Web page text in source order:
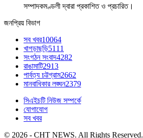
সম্পাদকমণ্ডলী দ্বারা প্রকাশিত ও প্রচারিত।
জনপ্রিয় বিভাগ
সব খবর10064
খাগড়াছড়ি5111
সংগঠন সংবাদ4282
রাঙামাটি2913
পার্বত্য চট্টগ্রাম2662
মানবাধিকার লঙ্ঘন2379
সিএইচটি নিউজ সম্পর্কে
যোগাযোগ
সব খবর
© 2026 - CHT NEWS. All Rights Reserved.